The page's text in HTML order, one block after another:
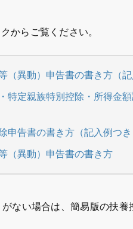
からご覧ください。
（異動）申告書の書き方（記
特定親族特別控除・所得金
申告書の書き方（記入例つき
（異動）申告書の書き方
ない場合は、簡易版の扶養